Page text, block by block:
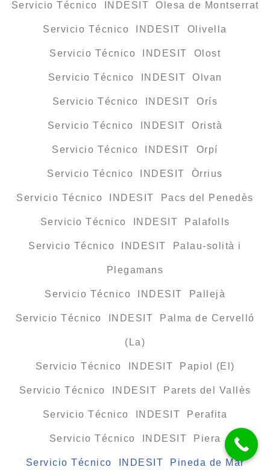
Servicio Técnico INDESIT Olesa de Montserrat
Servicio Técnico INDESIT Olivella
Servicio Técnico INDESIT Olost
Servicio Técnico INDESIT Olvan
Servicio Técnico INDESIT Orís
Servicio Técnico INDESIT Oristà
Servicio Técnico INDESIT Orpí
Servicio Técnico INDESIT Òrrius
Servicio Técnico INDESIT Pacs del Penedès
Servicio Técnico INDESIT Palafolls
Servicio Técnico INDESIT Palau-solità i
Plegamans
Servicio Técnico INDESIT Pallejà
Servicio Técnico INDESIT Palma de Cervelló
(La)
Servicio Técnico INDESIT Papiol (El)
Servicio Técnico INDESIT Parets del Vallès
Servicio Técnico INDESIT Perafita
Servicio Técnico INDESIT Piera
Servicio Técnico INDESIT Pineda de Mar